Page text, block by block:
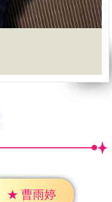
★ 曹雨婷